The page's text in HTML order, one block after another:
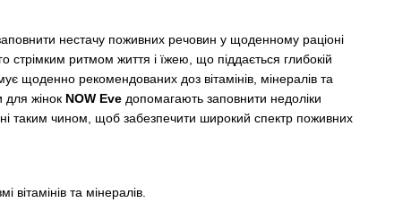
нестачу поживних речовин у щоденному раціоні
стрімким ритмом життя і їжею, що піддається глибокій
щоденно рекомендованих доз вітамінів, мінералів та
для жінок NOW Eve допомагають заповнити недоліки
таким чином, щоб забезпечити широкий спектр поживних
вітамінів та мінералів.